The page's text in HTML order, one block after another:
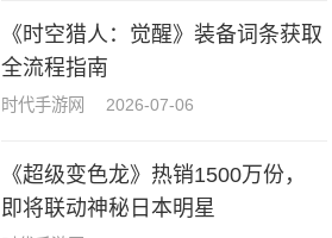
《时空猎人：觉醒》装备词条获取
全流程指南
时代手游网 2026-07-06
《超级变色龙》热销1500万份，
即将联动神秘日本明星